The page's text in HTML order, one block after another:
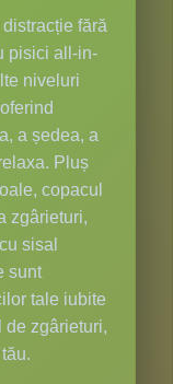
fără
pisici all-in-
niveluri
a ședea, a
Pluș
copacul
zgârieturi,
sisal
sunt
tale iubite
de zgârieturi,